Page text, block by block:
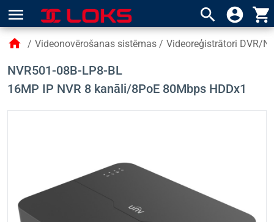
menu search account_circle shopping_cart
home / Videonovērošanas sistēmas / Videoreģistrātori DVR/
NVR501-08B-LP8-BL
16MP IP NVR 8 kanāli/8PoE 80Mbps HDDx1